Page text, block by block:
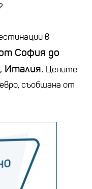
в
София до
Италия. Цените
съобщана от